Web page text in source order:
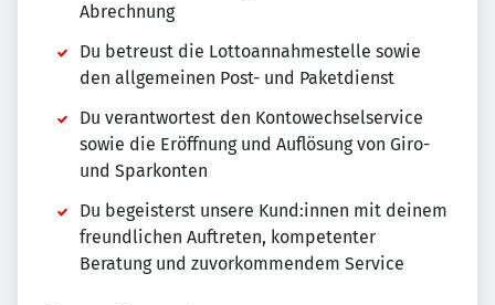
Abrechnung
Du betreust die Lottoannahmestelle sowie
den allgemeinen Post- und Paketdienst
Du verantwortest den Kontowechselservice
sowie die Eröffnung und Auflösung von Giro-
und Sparkonten
Du begeisterst unsere Kund:innen mit deinem
freundlichen Auftreten, kompetenter
Beratung und zuvorkommendem Service